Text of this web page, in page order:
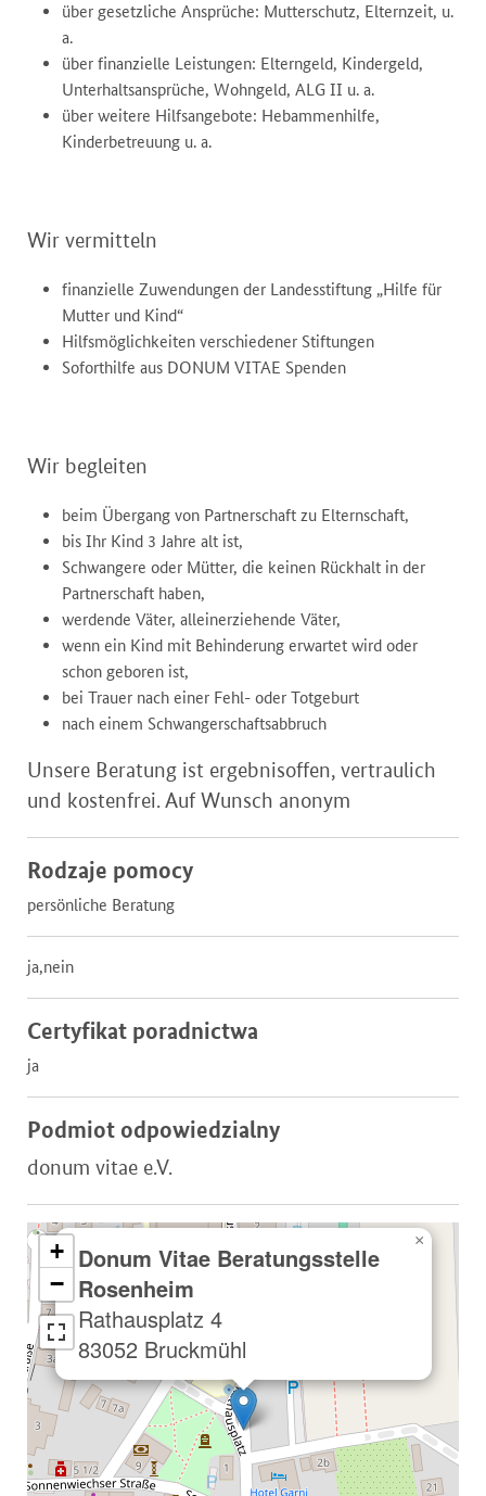
über gesetzliche Ansprüche: Mutterschutz, Elternzeit, u.
a.
über finanzielle Leistungen: Elterngeld, Kindergeld,
Unterhaltsansprüche, Wohngeld, ALG II u. a.
über weitere Hilfsangebote: Hebammenhilfe,
Kinderbetreuung u. a.
Wir vermitteln
finanzielle Zuwendungen der Landesstiftung „Hilfe für
Mutter und Kind“
Hilfsmöglichkeiten verschiedener Stiftungen
Soforthilfe aus DONUM VITAE Spenden
Wir begleiten
beim Übergang von Partnerschaft zu Elternschaft,
bis Ihr Kind 3 Jahre alt ist,
Schwangere oder Mütter, die keinen Rückhalt in der
Partnerschaft haben,
werdende Väter, alleinerziehende Väter,
wenn ein Kind mit Behinderung erwartet wird oder
schon geboren ist,
bei Trauer nach einer Fehl- oder Totgeburt
nach einem Schwangerschaftsabbruch
Unsere Beratung ist ergebnisoffen, vertraulich
und kostenfrei. Auf Wunsch anonym
Rodzaje pomocy
persönliche Beratung
ja,nein
Certyfikat poradnictwa
ja
Podmiot odpowiedzialny
donum vitae e.V.
Donum Vitae Beratungsstelle
Rosenheim
Rathausplatz 4
83052 Bruckmühl
×
+
−